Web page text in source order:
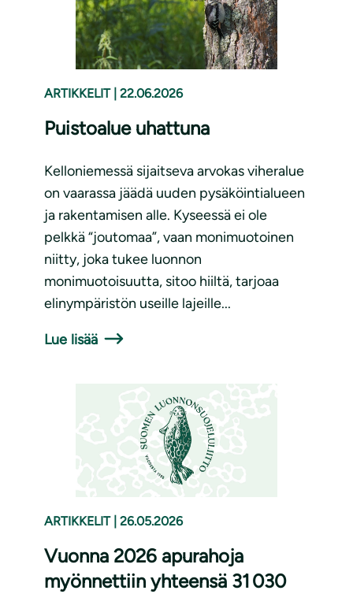
ARTIKKELIT 22.06.2026
Puistoalue uhattuna
Kelloniemessä sijaitseva arvokas viheralue
on vaarassa jäädä uuden pysäköintialueen
ja rakentamisen alle. Kyseessä ei ole
pelkkä “joutomaa”, vaan monimuotoinen
niitty, joka tukee luonnon
monimuotoisuutta, sitoo hiiltä, tarjoaa
elinympäristön useille lajeille...
Lue lisää
ARTIKKELIT 26.05.2026
Vuonna 2026 apurahoja
myönnettiin yhteensä 31 030